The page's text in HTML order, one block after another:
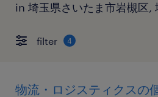
in 埼玉県さいたま市岩槻区,
filter 4
物流・ロジスティクスの